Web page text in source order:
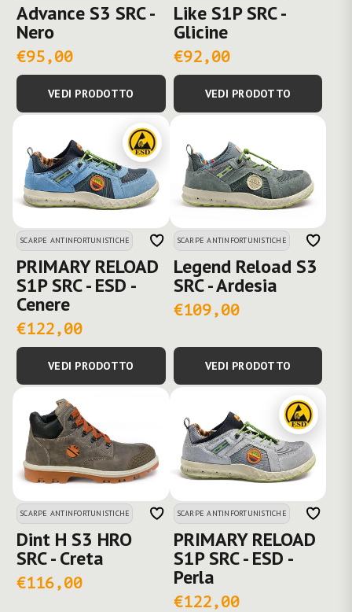
Advance S3 SRC -
Nero
€95,00
VEDI PRODOTTO
Like S1P SRC -
Glicine
€92,00
VEDI PRODOTTO
SCARPE ANTINFORTUNISTICHE
PRIMARY RELOAD
S1P SRC - ESD -
Cenere
€122,00
VEDI PRODOTTO
SCARPE ANTINFORTUNISTICHE
Legend Reload S3
SRC - Ardesia
€109,00
VEDI PRODOTTO
SCARPE ANTINFORTUNISTICHE
Dint H S3 HRO
SRC - Creta
€116,00
SCARPE ANTINFORTUNISTICHE
PRIMARY RELOAD
S1P SRC - ESD -
Perla
€122,00